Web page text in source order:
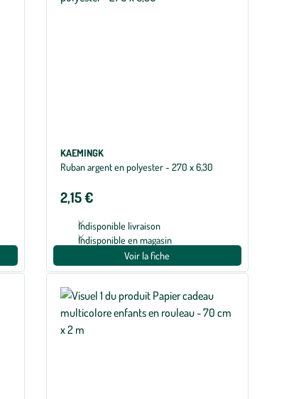
KAEMINGK
Ruban argent en polyester - 270 x 6,30
2,15 €
Indisponible livraison
Indisponible en magasin
Voir la fiche